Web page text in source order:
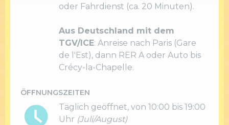
oder Fahrdienst (ca. 20 Minuten).
Aus Deutschland mit dem
TGV/ICE: Anreise nach Paris (Gare
de l'Est), dann RER A oder Auto bis
Crécy-la-Chapelle.
ÖFFNUNGSZEITEN
Täglich geöffnet, von 10:00 bis 19:00
Uhr (Juli/August)